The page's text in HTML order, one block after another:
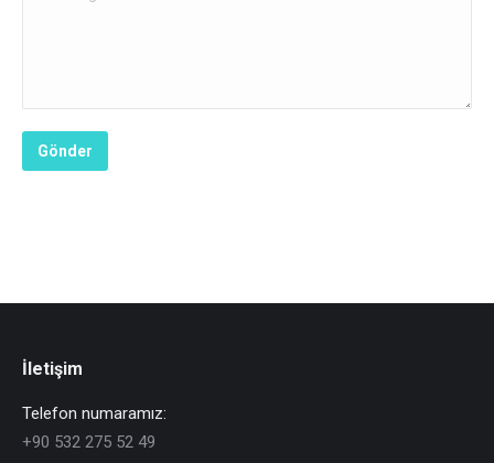
Gönder
İletişim
Telefon numaramız:
+90 532 275 52 49